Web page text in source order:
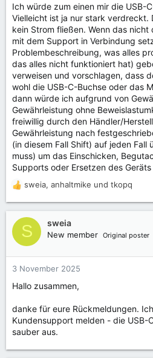
n
:
Ich würde zum einen mir die USB-
Vielleicht ist ja nur stark verdreckt.
kein Strom fließen. Wenn das
mit dem Support in Verbindung
Problembeschreibung, was alles
das alles nicht funktioniert hat)
verweisen und vorschlagen, dass
wohl die USB-C-Buchse oder das
dann würde ich aufgrund von
Gewährleistung ohne
freiwillig durch den Händler/
Gewährleistung nach
(in diesem Fall Shift) auf jeden Fall
muss) um das Einschicken,
Supports oder Ersetzen des
R
a
k
t
n
n
sweia, anhaltmike und tkopq
S sweia
New member Original poster
3 November 2025
Hallo zusammen,
danke für eure Rückmeldungen.
Kundensupport melden - die USB-
sauber aus.